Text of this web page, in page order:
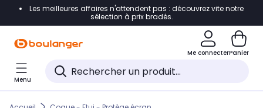
Accéder directement à la navigation
Accéder directement au pied de page
Accéder directement au chatbot
Les meilleures affaires n'attendent pas : découvrez vite notre
sélection à prix bradés.
Me connecterPanier
Menu